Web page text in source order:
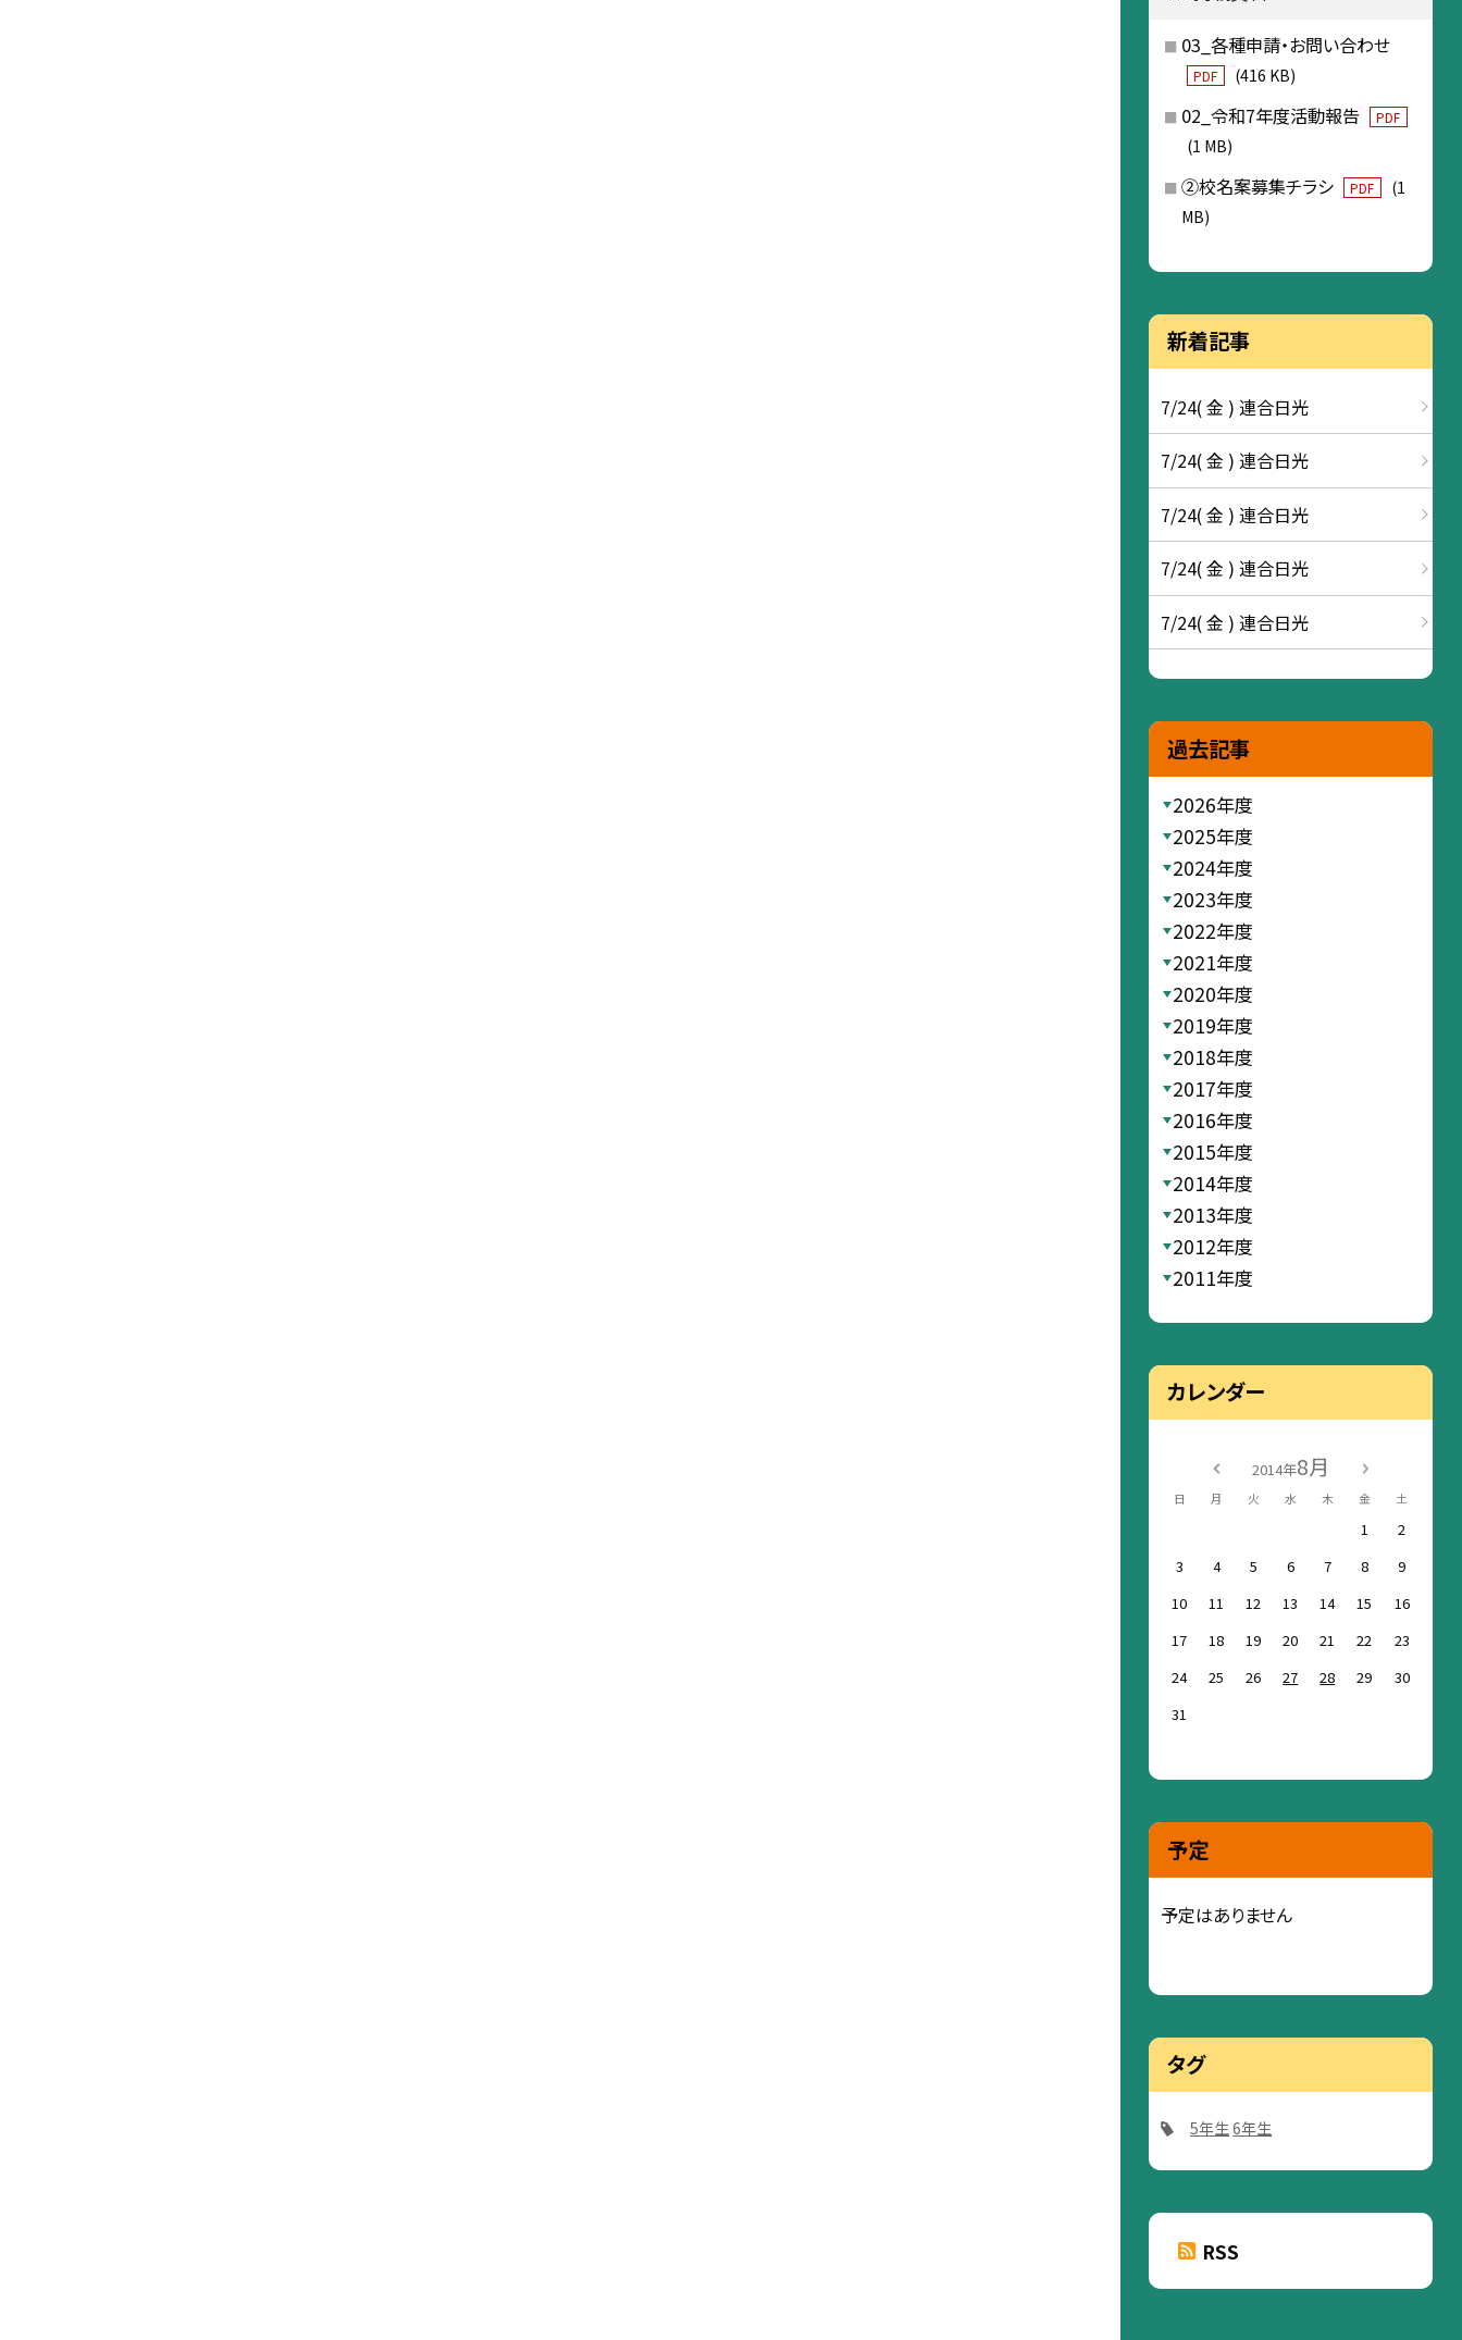
03_各種申請・お問い合わせ
PDF (416 KB)
02_令和7年度活動報告 PDF
(1 MB)
②校名案募集チラシ PDF
(1
MB)
新着記事
7/24( 金 ) 連合日光
7/24( 金 ) 連合日光
7/24( 金 ) 連合日光
7/24( 金 ) 連合日光
7/24( 金 ) 連合日光
過去記事
2026年度
2025年度
2024年度
2023年度
2022年度
2021年度
2020年度
2019年度
2018年度
2017年度
2016年度
2015年度
2014年度
2013年度
2012年度
2011年度
カレンダー
2014年8月
日 月 火 水 木 金 土
1
2
3
4 5 6 7 8
9
10
11 12 13 14 15
16
17
18 19 20 21 22
23
24
25 26 27 28 29
30
31
予定
予定はありません
タグ
5年生 6年生
RSS